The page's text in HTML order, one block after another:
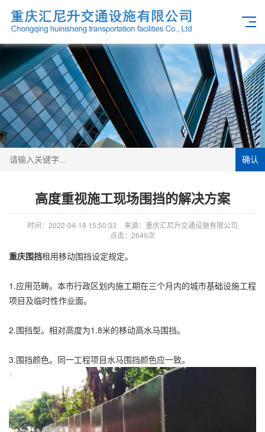
确认
高度重视施工现场围挡的解决方案
时间：2022-04-18 15:50:33
来源：重庆汇尼升交通设施有限公司
点击：2640次
重庆围挡租用移动围挡设定规定。
1.应用范畴。本市行政区划内施工期在三个月内的城市基础设施工程
项目及临时性作业面。
2.围挡型。相对高度为1.8米的移动高水马围挡。
3.围挡颜色。同一工程项目水马围挡颜色应一致。